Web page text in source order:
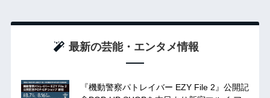
最新の芸能・エンタメ情報
『機動警察パトレイバー EZY File 2』公開記